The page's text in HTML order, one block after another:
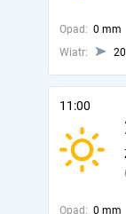
Opad: 0 mm
Wiatr:
11:00
Opad: 0 mm